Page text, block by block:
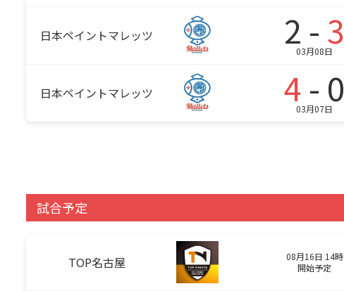
日本ペイントマレッツ 2 - 3
03月08日
日本ペイントマレッツ 4 - 0
03月07日
試合予定
TOP名古屋
08月16日 14時
開始予定